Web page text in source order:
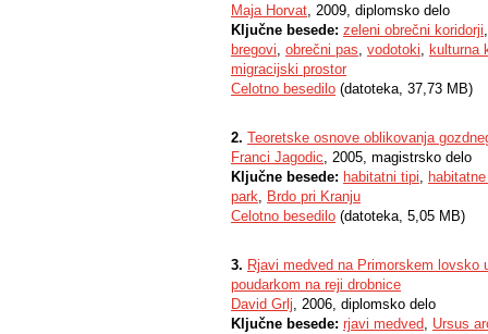
Maja Horvat, 2009, diplomsko delo
Ključne besede: zeleni obrečni koridorji
bregovi, obrečni pas, vodotoki, kulturna
migracijski prostor
Celotno besedilo (datoteka, 37,73 MB)
2. Teoretske osnove oblikovanja
Franci Jagodic, 2005, magistrsko delo
Ključne besede: habitatni tipi,
park, Brdo pri Kranju
Celotno besedilo (datoteka, 5,05 MB)
3. Rjavi medved na Primorskem
poudarkom na reji drobnice
David Grlj, 2006, diplomsko delo
Ključne besede: rjavi medved, Ursus